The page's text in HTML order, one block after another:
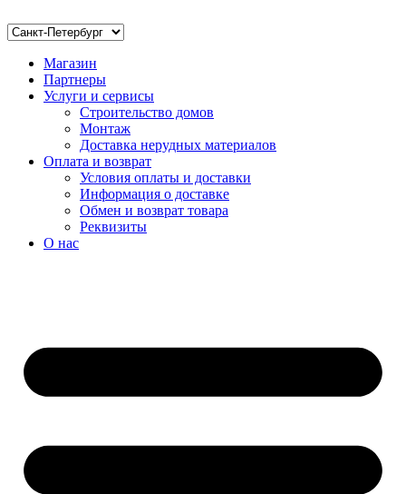
Магазин
Партнеры
Услуги и сервисы
Строительство домов
Монтаж
Доставка нерудных материалов
Оплата и возврат
Условия оплаты и доставки
Информация о доставке
Обмен и возврат товара
Реквизиты
О нас